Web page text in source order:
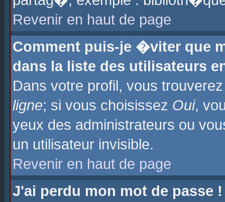
Revenir en haut de page
Comment puis-je �viter que
dans la liste des utilisateurs
Dans votre profil, vous
ligne; si vous choisissez Oui,
yeux des administrateurs ou
un utilisateur invisible.
Revenir en haut de page
J'ai perdu mon mot de passe !